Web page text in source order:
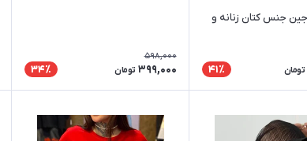
جنس کتان زنانه و
تومان 41٪
598,000
399,000 تومان 34٪